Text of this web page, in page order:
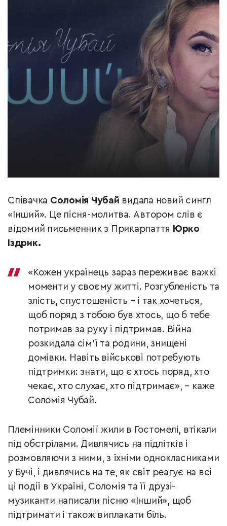
Співачка Соломія Чубай видала новий сингл
«Інший». Це пісня-молитва. Автором слів є
відомий письменник з Прикарпаття Юрко
Іздрик.
«Кожен українець зараз переживає важкі
моменти у своєму житті. Розгубленість та
злість, спустошеність – і так хочеться,
щоб поряд з тобою був хтось, що б тебе
потримав за руку і підтримав. Війна
розкидала сім’ї та родини, знищені
домівки. Навіть військові потребують
підтримки: знати, що є хтось поряд, хто
чекає, хто слухає, хто підтримає», – каже
Соломія Чубай.
Племінники Соломії жили в Гостомелі, втікали
під обстрілами. Дивлячись на підлітків і
розмовляючи з ними, з їхніми однокласниками
у Бучі, і дивлячись на те, як світ реагує на всі
ці події в Україні, Соломія та її друзі-
музиканти написали пісню «Інший», щоб
підтримати і також виплакати біль.